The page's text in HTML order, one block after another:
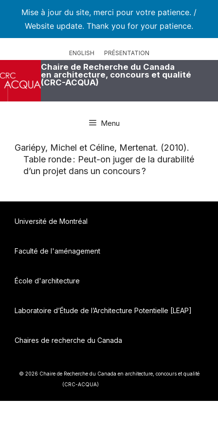
Mise à jour du site, merci pour votre patience. /
Website update. Thank you for your patience.
ENGLISH PRÉSENTATION
Chaire de Recherche du Canada
en architecture, concours et qualité
(CRC-ACQUA)
Menu
Gariépy, Michel et Céline, Mertenat. (2010).
Table ronde : Peut-on juger de la durabilité
d’un projet dans un concours ?
Université de Montréal
Faculté de l'aménagement
École d'architecture
Laboratoire d’Étude de l’Architecture Potentielle [LEAP]
Chaires de recherche du Canada
© 2026 Chaire de Recherche du Canada en architecture, concours et qualité
(CRC-ACQUA)